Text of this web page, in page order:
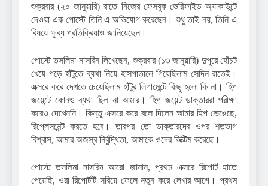
শুক্রবার (২০ জানুয়ারি) রাতে নিজের ফেসবুক ভেরিফাইড অ্যাকাউন্টে
দেওয়া এক পোস্টে তিনি এ অভিযোগ করেছেন। শুধু তাই নয়, তিনি এ
বিষয়ে ক্ষুব্ধ প্রতিক্রিয়াও জানিয়েছেন।
পোস্টে তসলিমা নাসরিন লিখেছেন, শুক্রবার (১৩ জানুয়ারি) দুপুরে হোঁচট
খেয়ে পড়ে হাঁটুতে ব্যথা নিয়ে হাসপাতালে গিয়েছিলাম সেদিন রাতেই।
এক্সরে করে দেখতে চেয়েছিলাম হাঁটুর লিগামেন্টে কিছু হলো কি না। হিপ
জয়েন্টে কোনও ব্যথা ছিল না আমার। হিপ জয়েন্ট ডাক্তাররা পরীক্ষা
করেও দেখেননি। কিন্তু এক্সরে করে বলে দিলেন আমার হিপ ভেঙেছে,
রিপ্লেসমেন্ট করতে হবে। তারপর তো ডাক্তারদের ওপর শতভাগ
বিশ্বাস, আমার অজস্র নির্বুদ্ধিতা, আমাকে ওদের ভিক্টিম করেছে।
পোস্টে তসলিমা নাসরিন আরো জানান, প্রথম এক্সরে রিপোর্ট হাতে
পেয়েছি, ওরা রিপোর্টটি সরিয়ে ফেলে নতুন করে লেখার আগে। প্রথম